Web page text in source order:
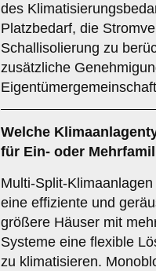
des
Platzbedarf, die
Schallisolierung zu
zusätzliche
Welche
für Ein- oder
Multi-Split-
eine effiziente und
größere Häuser mit
Systeme eine flexible
zu klimatisieren.